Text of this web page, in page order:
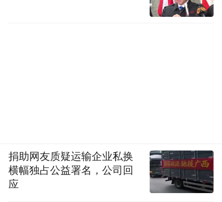
捐助网友质疑运输企业私换
横幅独占公益署名，公司回
应